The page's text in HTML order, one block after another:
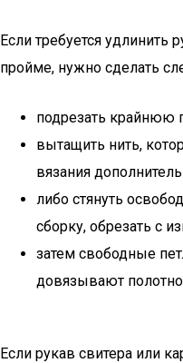
Если требуется удлинить
пройме, нужно сделать
подрезать крайнюю
вытащить нить,
вязания
либо стянуть
сборку, обрезать с
затем свободные
довязывают
Если рукав свитера или